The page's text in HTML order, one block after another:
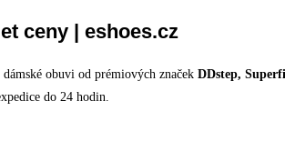
ceny | eshoes.cz
obuvi od prémiových značek DDstep,
do 24 hodin.